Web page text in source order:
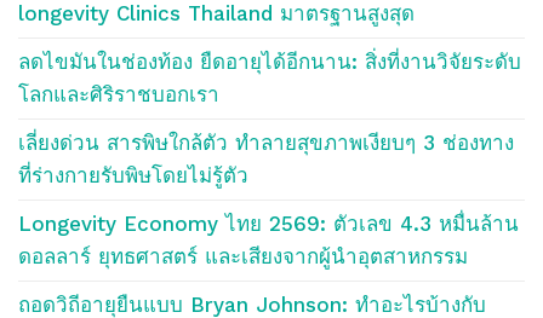
longevity Clinics Thailand มาตรฐานสูงสุด
ลดไขมันในช่องท้อง ยืดอายุได้อีกนาน: สิ่งที่งานวิจัยระดับ
โลกและศิริราชบอกเรา
เลี่ยงด่วน สารพิษใกล้ตัว ทำลายสุขภาพเงียบๆ 3 ช่องทาง
ที่ร่างกายรับพิษโดยไม่รู้ตัว
Longevity Economy ไทย 2569: ตัวเลข 4.3 หมื่นล้าน
ดอลลาร์ ยุทธศาสตร์ และเสียงจากผู้นำอุตสาหกรรม
ถอดวิถีอายุยืนแบบ Bryan Johnson: ทำอะไรบ้างกับ